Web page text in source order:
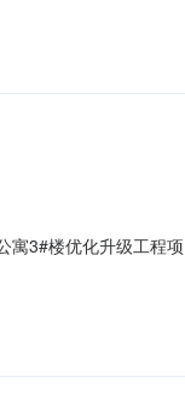
3#楼优化升级工程
学院东校区人才公